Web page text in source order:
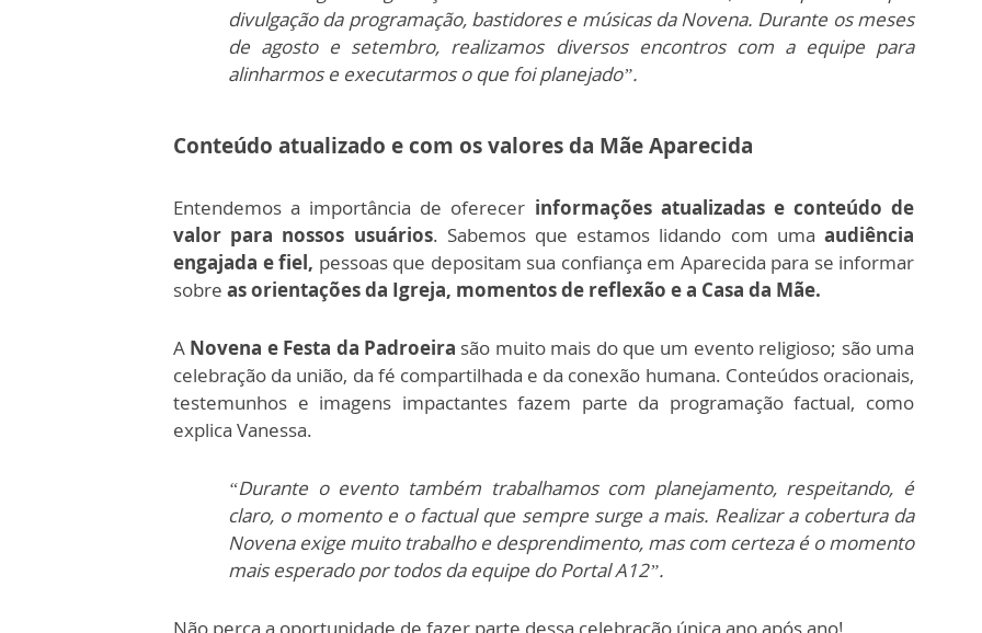
divulgação da programação, bastidores e músicas da Novena. Durante os meses
de agosto e setembro, realizamos diversos encontros com a equipe para
alinharmos e executarmos o que foi planejado”.
Conteúdo atualizado e com os valores da Mãe Aparecida
Entendemos a importância de oferecer informações atualizadas e conteúdo de
valor para nossos usuários. Sabemos que estamos lidando com umaaudiência
engajada e fiel, pessoas que depositam sua confiança em Aparecida para se informar
sobre as orientações da Igreja, momentos de reflexão e a Casa da Mãe.
A Novena e Festa da Padroeira são muito mais do que um evento religioso; são uma
celebração da união, da fé compartilhada e da conexão humana. Conteúdos oracionais,
testemunhos e imagens impactantes fazem parte da programação factual, como
explica Vanessa.
“Durante o evento também trabalhamos com planejamento, respeitando, é
claro, o momento e o factual que sempre surge a mais. Realizar a cobertura da
Novena exige muito trabalho e desprendimento, mas com certeza é o momento
mais esperado por todos da equipe do Portal A12”.